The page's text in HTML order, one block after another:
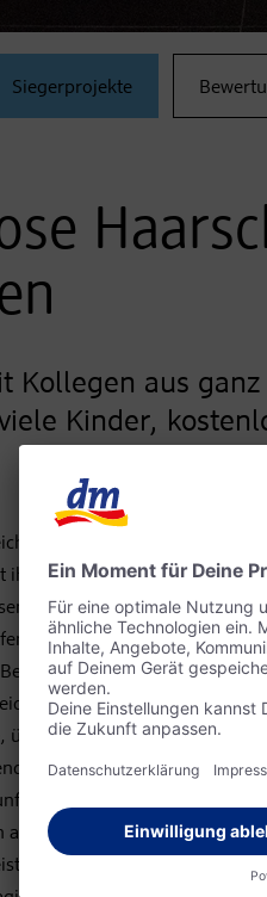
Siegerprojekte
Kollegen aus
Kinder,
Schweiz und auf Mallorca
Gründung im Jahr 2016
Haarschnitten zu mehr
Maßgeblich dazu
bislang 6 Einsätzen in
durften sich fast 600
über einen neuen Haarschnitt
Organisation der
finanzieren die Kosten für
aus eigener Tasche. Die
mit eigenen Salons, die